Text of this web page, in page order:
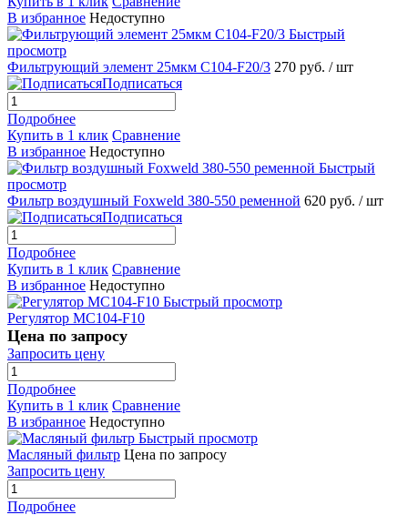
В избранное Недоступно
Быстрый
просмотр
Фильтрующий элемент 25мкм С104-F20/3 270 руб. / шт
Подписаться
Подробнее
Купить в 1 клик Сравнение
В избранное Недоступно
Быстрый
просмотр
Фильтр воздушный Foxweld 380-550 ременной 620 руб. / шт
Подписаться
Подробнее
Купить в 1 клик Сравнение
В избранное Недоступно
Быстрый просмотр
Регулятор МС104-F10
Цена по запросу
Запросить цену
Подробнее
Купить в 1 клик Сравнение
В избранное Недоступно
Быстрый просмотр
Масляный фильтр Цена по запросу
Запросить цену
Подробнее